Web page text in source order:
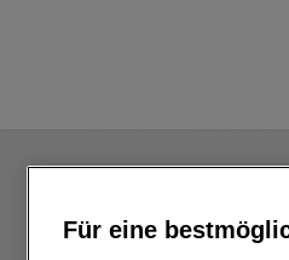
Für eine